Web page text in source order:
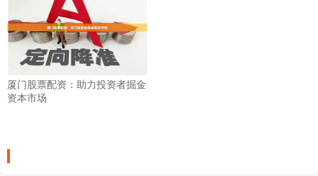
厦门股票配资：助力投资者掘金
资本市场